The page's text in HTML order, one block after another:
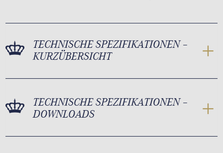
TECHNISCHE SPEZIFIKATIONEN –
KURZÜBERSICHT
TECHNISCHE SPEZIFIKATIONEN –
DOWNLOADS